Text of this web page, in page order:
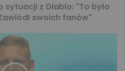
sytuacji z Diablo: "To było
swoich fanów"